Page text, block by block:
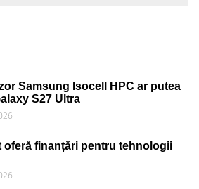
Samsung Isocell HPC ar putea
S27 Ultra
oferă finanțări pentru tehnologii